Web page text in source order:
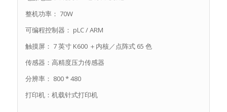
整机功率： 70W
可编程控制器： pLC / ARM
触摸屏： 7 英寸 K600 ＋内核／点阵式 65 色
传感器：高精度压力传感器
分辨率： 800 * 480
打印机：机载针式打印机